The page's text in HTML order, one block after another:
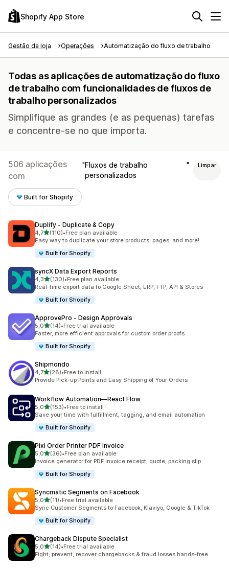
Shopify App Store
Gestão da loja Operações Automatização do fluxo de trabalho
Todas as aplicações de automatização do fluxo
de trabalho com funcionalidades de fluxos de
trabalho personalizados
Simplifique as grandes (e as pequenas) tarefas
e concentre-se no que importa.
506 aplicações
com
Fluxos de trabalho
personalizados
Limpar
Built for Shopify
Duplify ‑ Duplicate & Copy
4,7de 5 estrelas
(110)
110 total de avaliações
•Free plan available
Easy way to duplicate your store products, pages, and more!
Built for Shopify
syncX Data Export Reports
4,3de 5 estrelas
(130)
130 total de avaliações
•Free plan available
Real-time export data to Google Sheet, ERP, FTP, API & Stores
Built for Shopify
ApprovePro ‑ Design Approvals
5,0de 5 estrelas
(14)
14 total de avaliações
•Free trial available
Faster, more efficient approvals for custom order proofs
Built for Shopify
Shipmondo
4,7de 5 estrelas
(28)
28 total de avaliações
•Free to install
Provide Pick-up Points and Easy Shipping of Your Orders
Workflow Automation—React Flow
5,0de 5 estrelas
(153)
153 total de avaliações
•Free to install
Save your time with fulfillment, tagging, and email automation
Built for Shopify
Pixi Order Printer PDF Invoice
5,0de 5 estrelas
(36)
36 total de avaliações
•Free plan available
Invoice generator for PDF invoice receipt, quote, packing slip
Built for Shopify
Syncmatic Segments on Facebook
5,0de 5 estrelas
(11)
11 total de avaliações
•Free trial available
Sync Customer Segments to Facebook, Klaviyo, Google & TikTok
Built for Shopify
Chargeback Dispute Specialist
5,0de 5 estrelas
(14)
14 total de avaliações
•Free trial available
Fight, prevent, recover chargebacks & fraud losses hands-free